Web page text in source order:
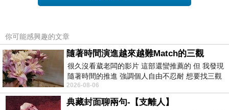
開始聊天
阿婆
你獨自一個人不會寂寞嗎
風和陽光問我
人 歸根究柢 都是獨自一個人我這麼回答
你可能感興趣的文章
隨著時間演進越來越難Match的三觀
很久沒看葳老闆的影片 這部還蠻推薦的 但 我發現
隨著時間的推進 強調個人自由不忍耐 想要找三觀
接近的不要說對象 連朋友都超
2026-08-06
典藏封面聊兩句-【支離人】